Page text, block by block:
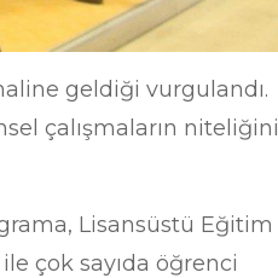
geldiği vurgulandı.
çalışmaların niteliğini
Lisansüstü Eğitim
çok sayıda öğrenci